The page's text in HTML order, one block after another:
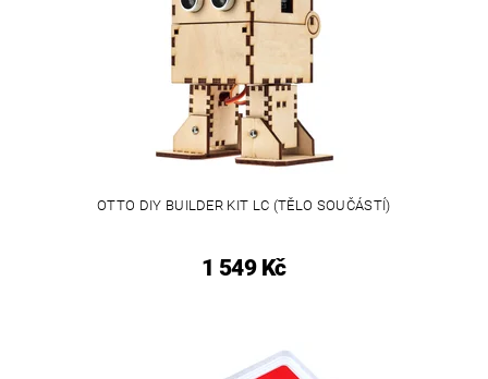
OTTO DIY BUILDER KIT LC (TĚLO SOUČÁSTÍ)
1 549 Kč